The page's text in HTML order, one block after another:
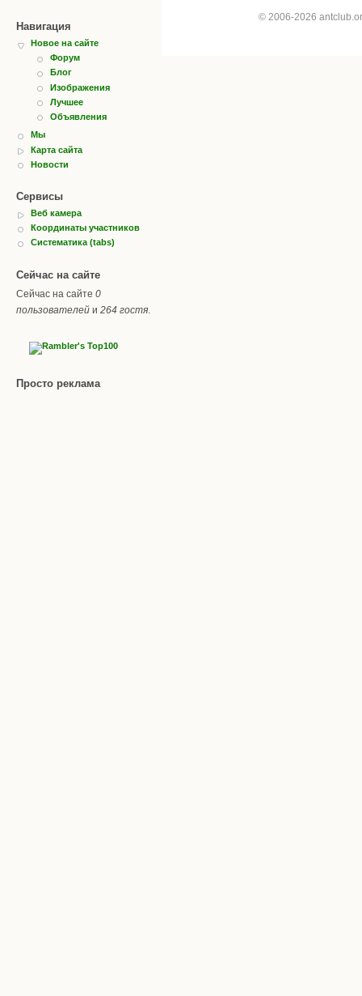
Навигация
Новое на сайте
Форум
Блог
Изображения
Лучшее
Объявления
Мы
Карта сайта
Новости
Сервисы
Веб камера
Координаты участников
Систематика (tabs)
Сейчас на сайте
Сейчас на сайте 0
пользователей и 264 гостя.
Просто реклама
© 2006-2026